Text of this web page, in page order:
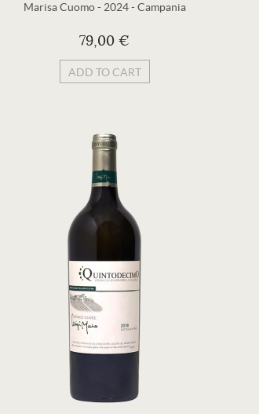
Marisa Cuomo - 2024-Campania
79,00 €
ADD TO CART